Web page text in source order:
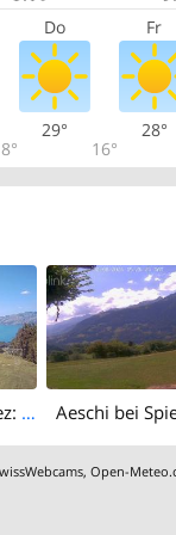
Do Fr
29°
16°
28°
Aeschi bei Spiez: Aeschiried: Skihütte Aeschiried - Skilift Aeschiallmend Ag - Lake Thun
,Open-